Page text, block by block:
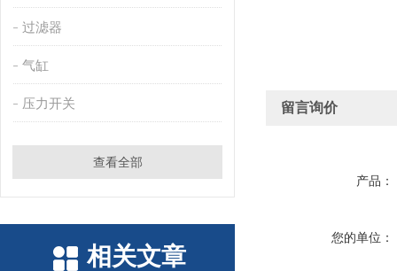
过滤器
气缸
压力开关
查看全部
相关文章
留言询价
产品：
您的单位：